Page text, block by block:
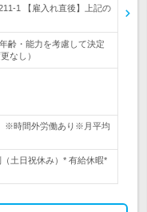
1 【雇入れ直後】上記の
齢・能力を考慮して決定
なし）
※時間外労働あり※月平均
土日祝休み）* 有給休暇*